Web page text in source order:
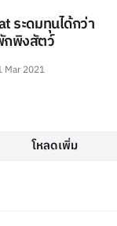
ระดมทุนได้กว่า
กพิงสัตว์
Mar 2021
โหลดเพิ่ม